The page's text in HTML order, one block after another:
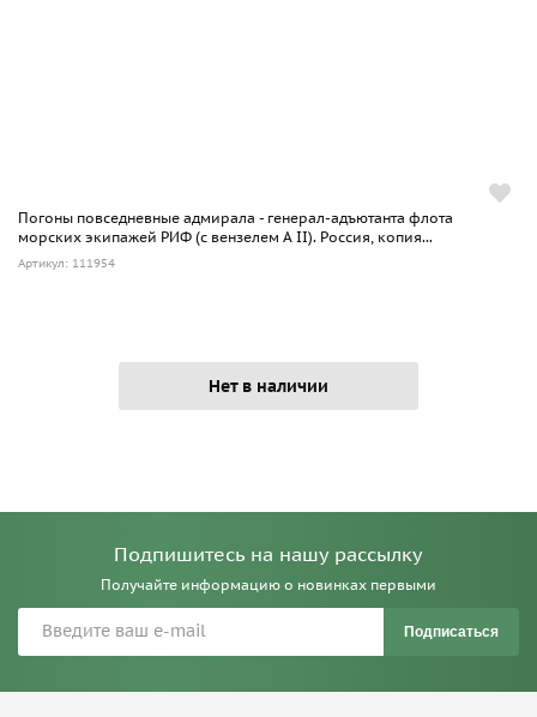
Погоны повседневные адмирала - генерал-адъютанта флота
морских экипажей РИФ (с вензелем А II). Россия, копия...
Артикул: 111954
Нет в наличии
Подпишитесь на нашу рассылку
Получайте информацию о новинках первыми
Подписаться